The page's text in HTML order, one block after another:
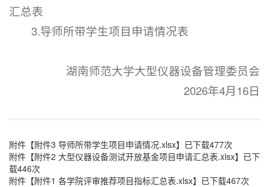
汇总表
3.导师所带学生项目申请情况表
湖南师范大学大型仪器设备管理委员会
2026年4月16日
附件【附件3 导师所带学生项目申请情况.xlsx】已下载477次
附件【附件2 大型仪器设备测试开放基金项目申请汇总表.xlsx】已下
载446次
附件【附件1 各学院评审推荐项目指标汇总表.xlsx】已下载467次